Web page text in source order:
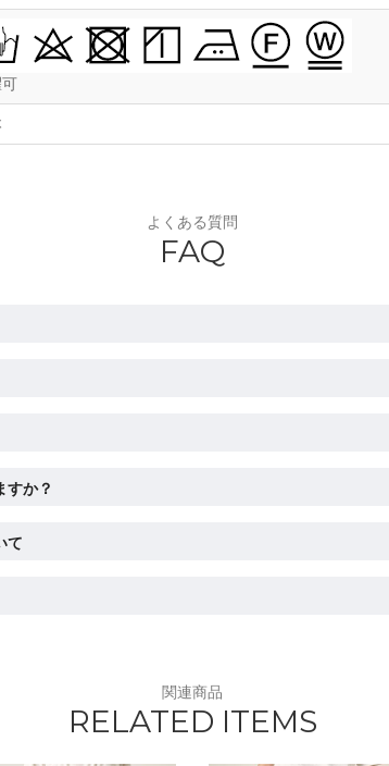
よくある質問
FAQ
すか？
て
関連商品
RELATED ITEMS